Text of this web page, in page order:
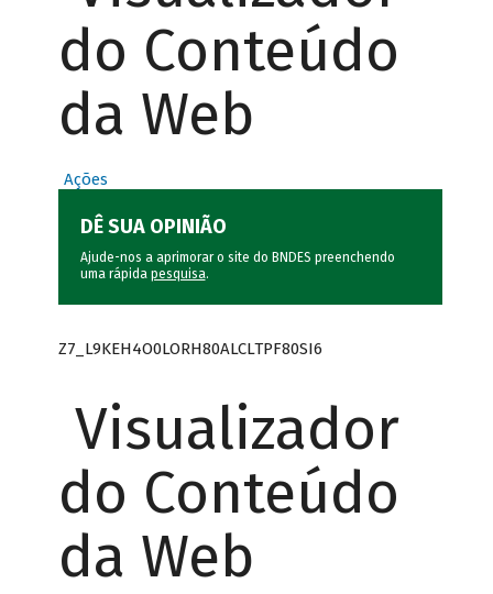
do Conteúdo
da Web
Ações
DÊ SUA OPINIÃO
Ajude-nos a aprimorar o site do BNDES preenchendo
uma rápida pesquisa.
Z7_L9KEH4O0LORH80ALCLTPF80SI6
Visualizador
do Conteúdo
da Web